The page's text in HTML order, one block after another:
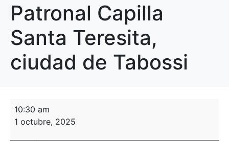
Patronal Capilla
Santa Teresita,
ciudad de Tabossi
10:30 am
1 octubre, 2025